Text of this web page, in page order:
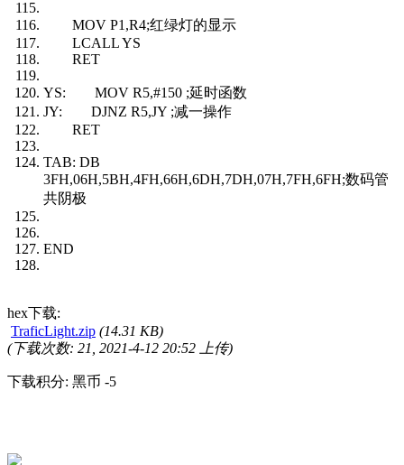
MOV P1,R4;红绿灯的显示
LCALL YS
RET
YS: MOV R5,#150 ;延时函数
JY: DJNZ R5,JY ;减一操作
RET
TAB: DB
3FH,06H,5BH,4FH,66H,6DH,7DH,07H,7FH,6FH;数码管
共阴极
END
hex下载:
TraficLight.zip (14.31 KB)
(下载次数: 21, 2021-4-12 20:52 上传)
下载积分: 黑币 -5